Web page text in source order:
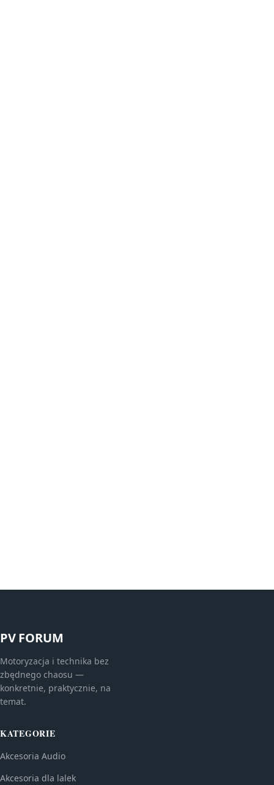
PV FORUM
Motoryzacja i technika bez
zbędnego chaosu —
konkretnie, praktycznie, na
temat.
KATEGORIE
Akcesoria Audio
Akcesoria dla lalek